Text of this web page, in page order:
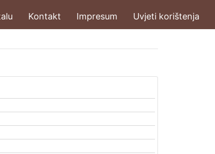
Kontakt Impresum Uvjeti korištenja